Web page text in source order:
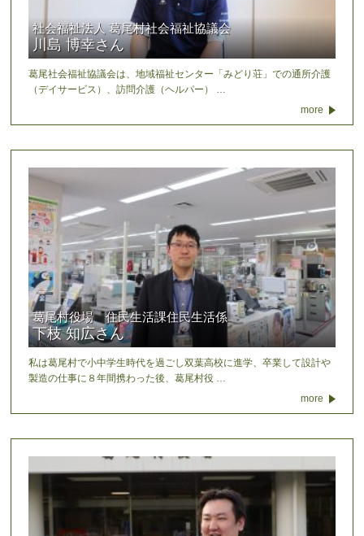
社会福祉法人 葛尾村社会福祉協議会
川島 博幸さん
葛尾社会福祉協議会は、地域福祉センター「みどり荘」での通所介護
（デイサービス）、訪問介護（ヘルパー） …
more
葛尾村役場 住民生活課住民生活係
下枝 知広さん
私は葛尾村で小中学生時代を過ごし双葉高校に進学、卒業して設計や
製造の仕事に８年間携わった後、葛尾村役 …
more